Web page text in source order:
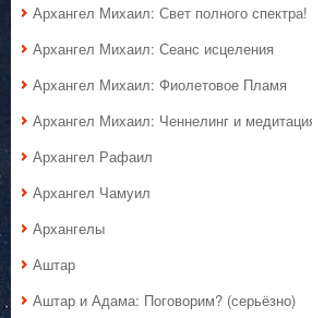
Архангел Михаил: Свет полного спектра!
Архангел Михаил: Сеанс исцеления
Архангел Михаил: Фиолетовое Пламя
Архангел Михаил: Ченнелинг и
Архангел Рафаил
Архангел Чамуил
Архангелы
Аштар
Аштар и Адама: Поговорим? (серьёзно)